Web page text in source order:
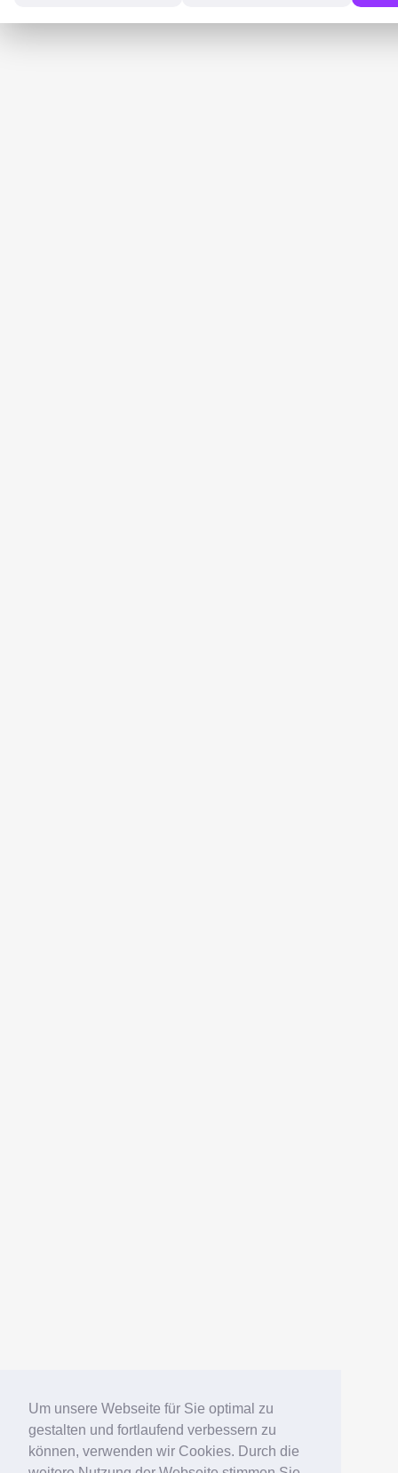
Um unsere Webseite für Sie optimal zu
gestalten und fortlaufend verbessern zu
können, verwenden wir Cookies. Durch die